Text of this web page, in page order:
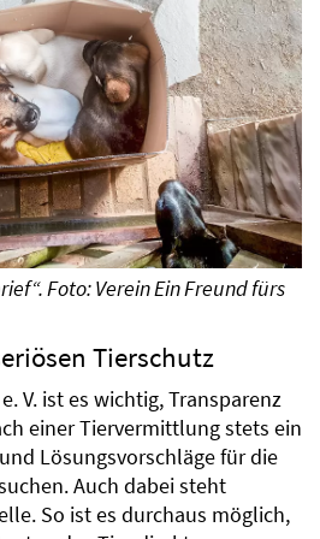
Foto: Verein Ein Freund fürs
Tierschutz
V. ist es wichtig, Transparenz
einer Tiervermittlung stets ein
Lösungsvorschläge für die
Auch dabei steht
So ist es durchaus möglich,